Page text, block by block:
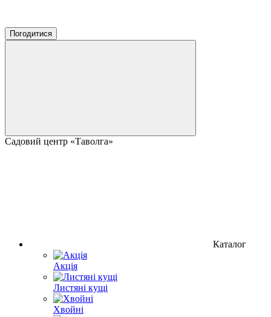
Погодитися
Садовий центр «Таволга»
Каталог
Акція
Листяні кущі
Хвойні